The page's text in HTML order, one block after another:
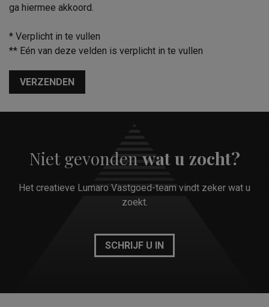
ga hiermee akkoord.
* Verplicht in te vullen
** Eén van deze velden is verplicht in te vullen
VERZENDEN
Niet gevondenwat u zocht?
Het creatieve Lumaro Vastgoed-team vindt zeker wat u
zoekt.
SCHRIJF U IN